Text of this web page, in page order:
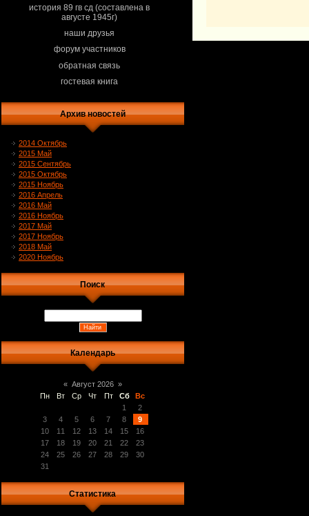
история 89 гв сд (составлена в
августе 1945г)
наши друзья
форум участников
обратная связь
гостевая книга
Архив новостей
2014 Октябрь
2015 Май
2015 Сентябрь
2015 Октябрь
2015 Ноябрь
2016 Апрель
2016 Май
2016 Ноябрь
2017 Май
2017 Ноябрь
2018 Май
2020 Ноябрь
Поиск
Календарь
« Август 2026 »
Пн
Вт Ср Чт Пт Сб
Вс
1
2
3
4 5 6 7 8
9
10
11 12 13 14 15
16
17
18 19 20 21 22
23
24
25 26 27 28 29
30
31
Статистика